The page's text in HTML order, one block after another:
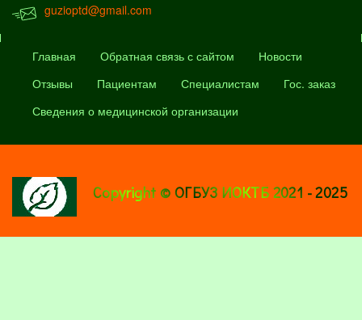
guzioptd@gmail.com
Главная Обратная связь с сайтом
Новости
Отзывы
Пациентам Специалистам
Гос. заказ
Сведения о медицинской организации
Copyright © ОГБУЗ ИОКТБ 2021 - 2025